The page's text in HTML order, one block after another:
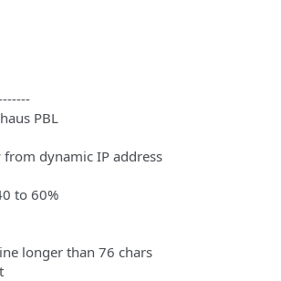
PBL
from dynamic IP address
to 60%
longer than 76 chars